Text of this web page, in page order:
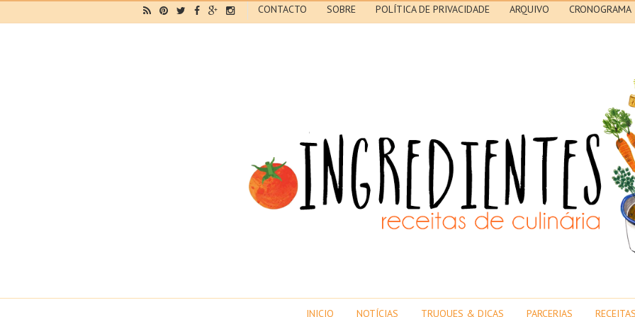
CONTACTO SOBRE POLÍTICA DE PRIVACIDADE ARQUIVO CRONOGRAMA
INICIO NOTÍCIAS TRUQUES & DICAS PARCERIAS